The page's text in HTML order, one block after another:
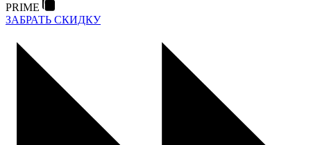
PRIME
ЗАБРАТЬ СКИДКУ